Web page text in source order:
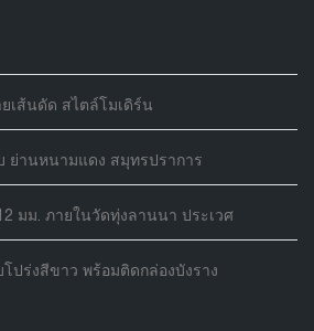
เส้นดัด สไตล์โมเดิร์น
ย่านหนามแดง สมุทรปราการ
มม. ภายในวัดทุ่งลานนา ประเวศ
ปร่งสีขาว พร้อมติดกล่องบังราง